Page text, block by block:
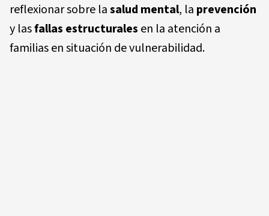
reflexionar sobre lasalud mental, la prevención
y lasfallas estructurales en la atención a
familias en situación de vulnerabilidad.